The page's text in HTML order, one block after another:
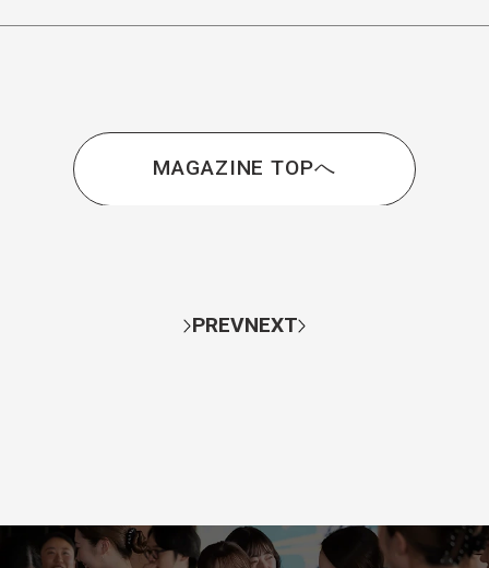
MAGAZINE TOPへ
PREVNEXT